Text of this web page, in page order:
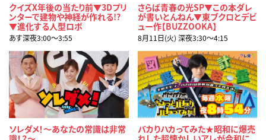
クイズX年後の当たり前▼3Dプリ
ンターで建物や神経が作れる!?
▼進化する人型ロボ
あす深夜3:00〜3:55
さらば青春の光SP▼この本ダレ
が書いとんねん▼東ブクロとデビ
ュー作【BUZZOOKA】
8月11日(火) 深夜3:30〜4:15
ソレダメ！～あなたの常識は非常
バカりハカってみた★昭和に爆売